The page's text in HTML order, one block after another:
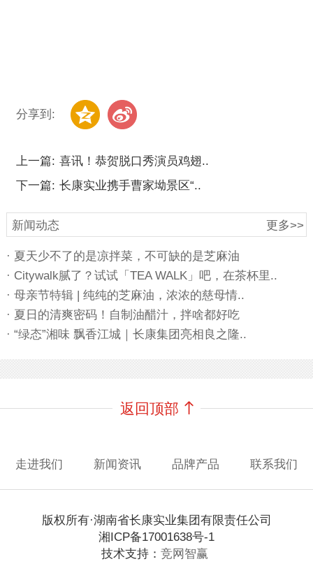
分享到:
上一篇: 喜讯！恭贺脱口秀演员鸡翅..
下一篇: 长康实业携手曹家坳景区“..
新闻动态 更多>>
· 夏天少不了的是凉拌菜，不可缺的是芝麻油
· Citywalk腻了？试试「TEA WALK」吧，在茶杯里..
· 母亲节特辑 | 纯纯的芝麻油，浓浓的慈母情..
· 夏日的清爽密码！自制油醋汁，拌啥都好吃
· “绿态”湘味 飘香江城｜长康集团亮相良之隆..
返回顶部
走进我们 新闻资讯 品牌产品 联系我们
版权所有·湖南省长康实业集团有限责任公司
湘ICP备17001638号-1
技术支持： 竞网智赢